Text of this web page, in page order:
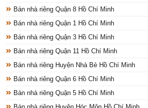
Bán nhà riêng Quận 8 Hồ Chí Minh
Bán nhà riêng Quận 1 Hồ Chí Minh
Bán nhà riêng Quận 3 Hồ Chí Minh
Bán nhà riêng Quận 11 Hồ Chí Minh
Bán nhà riêng Huyện Nhà Bè Hồ Chí Minh
Bán nhà riêng Quận 6 Hồ Chí Minh
Bán nhà riêng Quận 5 Hồ Chí Minh